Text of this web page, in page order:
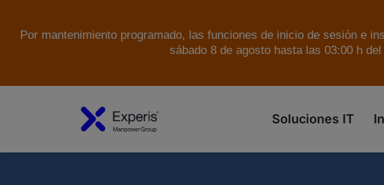
Por mantenimiento programado, las funciones de inicio de sesión e
sábado 8 de agosto hasta las 03:00 h
Soluciones IT